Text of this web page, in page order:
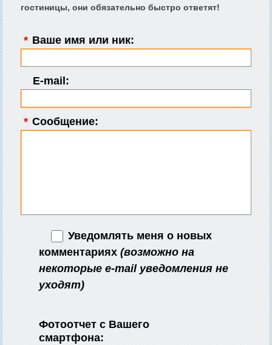
гостиницы, они обязательно быстро ответят!
* Ваше имя или ник:
E-mail:
* Сообщение:
Уведомлять меня о новых
комментариях (возможно на
некоторые e-mail уведомления не
уходят)
Фотоотчет с Вашего
смартфона: